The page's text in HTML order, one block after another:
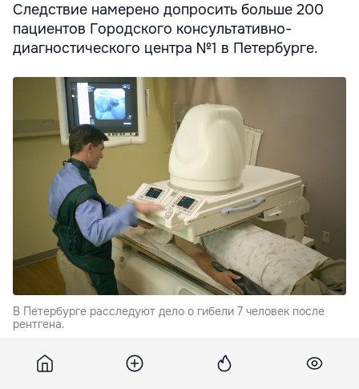
Следствие намерено допросить больше 200
пациентов Городского консультативно-
диагностического центра №1 в Петербурге.
В Петербурге расследуют дело о гибели 7 человек после
рентгена.
Также назначены пять медицинских и три химические